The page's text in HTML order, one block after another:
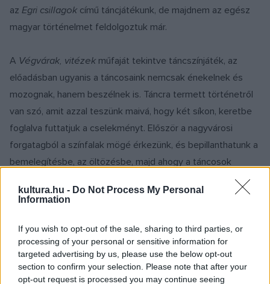
kultura.hu - Do Not Process My Personal
Information
If you wish to opt-out of the sale, sharing to third parties, or
processing of your personal or sensitive information for
targeted advertising by us, please use the below opt-out
section to confirm your selection. Please note that after your
opt-out request is processed you may continue seeing
az Egri csillagok című táncjátékunk, de majdnem az egész
magyar történelmet feldolgoztuk már.
A Végvárak, vitézek műfaját tekintve táncszínjáték, az
előadásban ugyanis a táncosaink nemcsak énekelnek és
mozognak, hanem beszélnek is. Táncra termett történetről
van szó, amit azzal teszünk maivá, hogy két síkon, keretbe
foglalva futtatjuk a cselekményt. Először a nagyvárosi
forgatagból a színfalak mögé érkezünk, és bepillanthatunk a
bemelegítésbe, az öltözésbe, majd ahogy a táncosok
A koppányi aga
testamentuma veszi kezdetét. Megismerkedhetünk a
mosolyogva dőlhetünk hátra. Vagy mégsem? A mese
végeztével visszazökkenünk a jelenbe, a nagyvárosba, ahol
a táncosok az előadás után hazafelé indulnak, de nem
biztos, hogy a párok, akik az elején még együtt érkeztek,